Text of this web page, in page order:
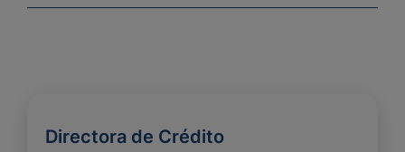
Directora de Crédito